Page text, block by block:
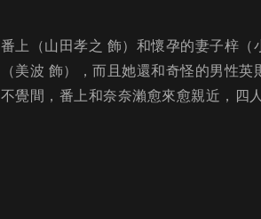
番上（山田孝之 飾）和懷孕的妻子梓
（美波 飾），而且她還和奇怪的男性
不覺間，番上和奈奈瀨愈來愈親近，四